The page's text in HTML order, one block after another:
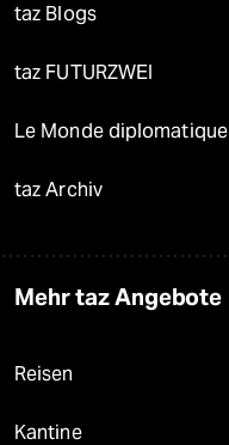
taz Blogs
taz FUTURZWEI
Le Monde diplomatique
taz Archiv
Mehr taz Angebote
Reisen
Kantine